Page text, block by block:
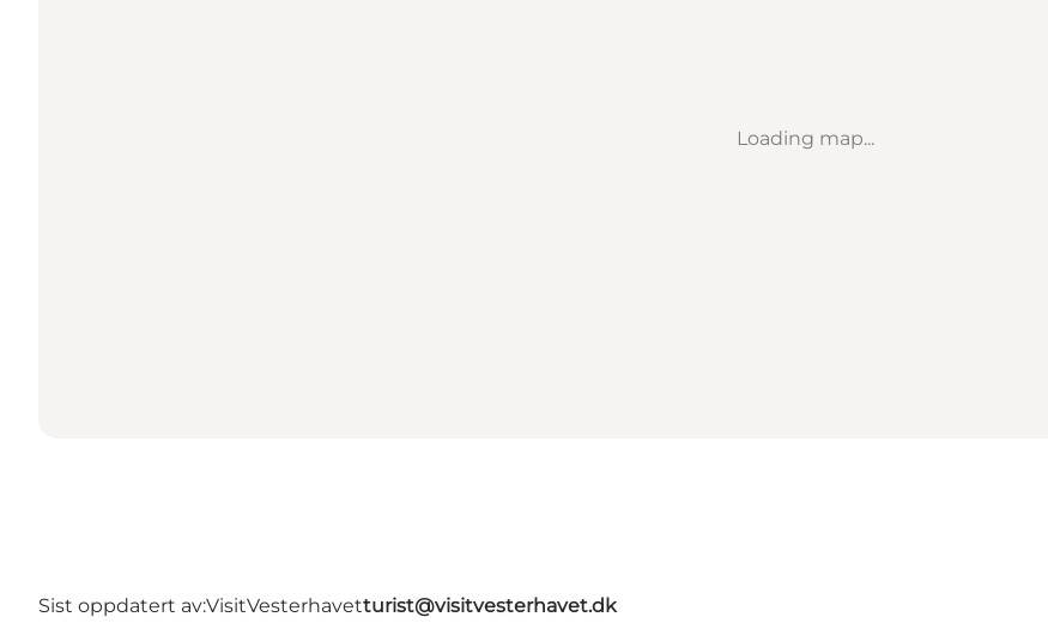
Loading map...
Sist oppdatert av:VisitVesterhavetturist@visitvesterhavet.dk